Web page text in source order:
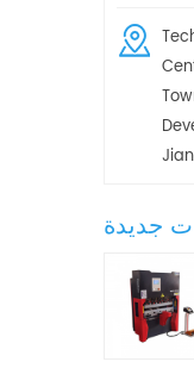
جديدة